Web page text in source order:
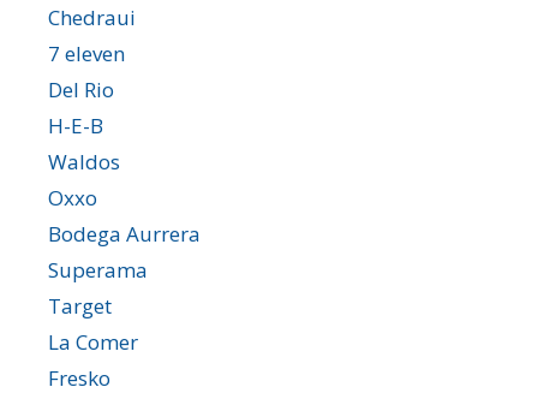
Chedraui
7 eleven
Del Rio
H-E-B
Waldos
Oxxo
Bodega Aurrera
Superama
Target
La Comer
Fresko